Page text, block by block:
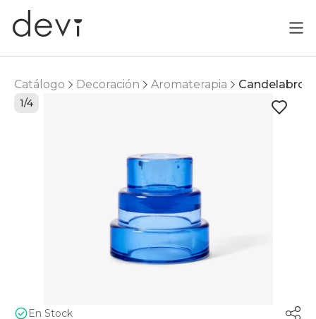
Catálogo Decoración Aromaterapia Candelabro
1/4
En Stock